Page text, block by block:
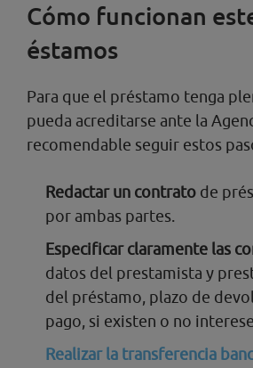
Cómo funcionan
éstamos
Para que el préstamo tenga
pueda acreditarse ante la
recomendable seguir estos
Redactar un contrato de
por ambas partes.
Especificar claramente las
datos del prestamista y
del préstamo, plazo de
pago, si existen o no
Realizar la transferencia